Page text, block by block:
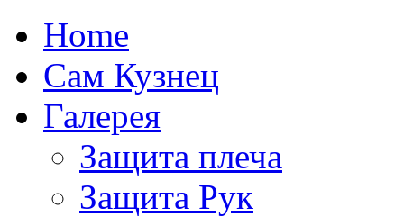
Home
Сам Кузнец
Галерея
Защита плеча
Защита Рук